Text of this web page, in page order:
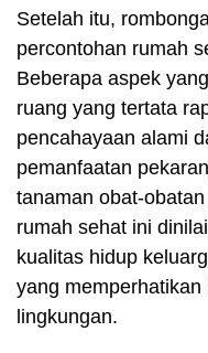
Setelah itu,
percontohan rumah
Beberapa aspek
ruang yang tertata
pencahayaan alami
pemanfaatan
tanaman obat-
rumah sehat ini
kualitas hidup
yang
lingkungan.